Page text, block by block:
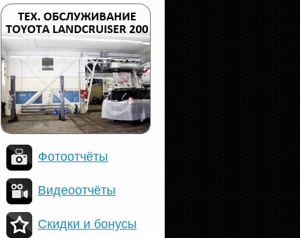
Фотоотчёты
Видеоотчёты
Скидки и бонусы